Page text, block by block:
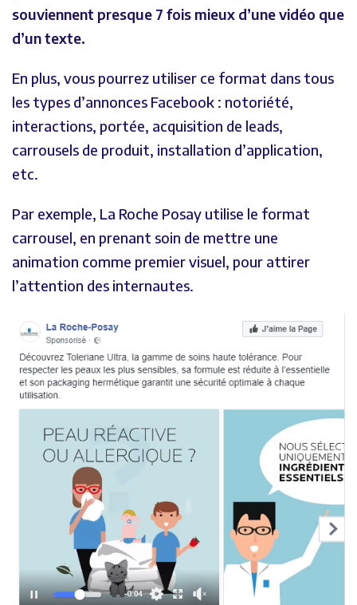
souviennent presque 7 fois mieux d’une vidéo que
d’un texte.
En plus, vous pourrez utiliser ce format dans tous
les types d’annonces Facebook : notoriété,
interactions, portée, acquisition de leads,
carrousels de produit, installation d’application,
etc.
Par exemple, La Roche Posay utilise le format
carrousel, en prenant soin de mettre une
animation comme premier visuel, pour attirer
l’attention des internautes.